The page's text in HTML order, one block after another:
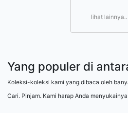
lihat lainnya..
Yang populer di
Koleksi-koleksi kami yang dibaca oleh
Cari. Pinjam. Kami harap Anda menyukainya